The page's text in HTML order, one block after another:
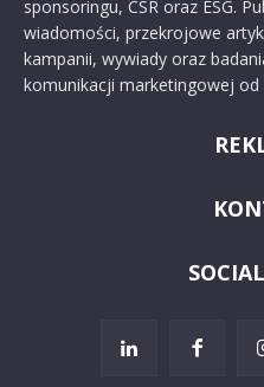
sponsoringu, CSR oraz ESG.
wiadomości, przekrojowe
kampanii, wywiady oraz
komunikacji marketingowej od